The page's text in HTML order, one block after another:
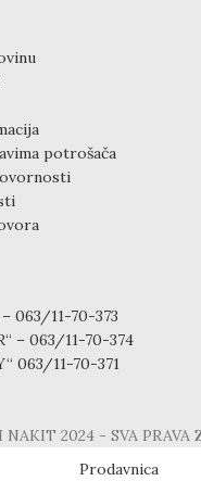
potrošača
063/11-70-373
– 063/11-70-374
063/11-70-371
NAKIT 2024 - SVA PRAVA
Prodavnica